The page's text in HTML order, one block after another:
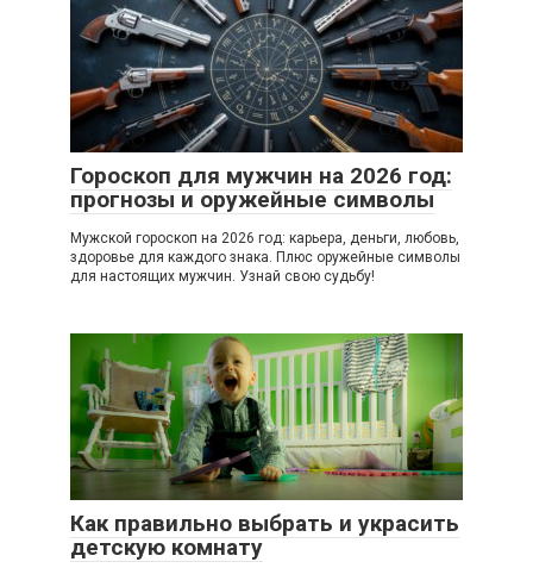
Гороскоп для мужчин на 2026 год:
прогнозы и оружейные символы
Мужской гороскоп на 2026 год: карьера, деньги, любовь,
здоровье для каждого знака. Плюс оружейные символы
для настоящих мужчин. Узнай свою судьбу!
Как правильно выбрать и украсить
детскую комнату